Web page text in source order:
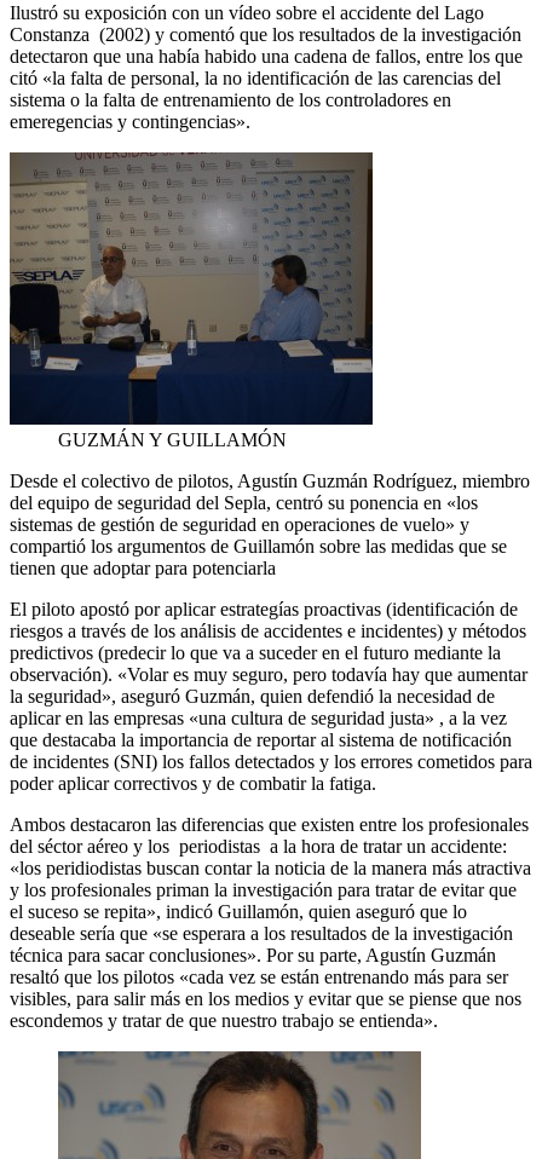
Ilustró su exposición con un vídeo sobre el accidente del Lago
Constanza (2002) y comentó que los resultados de la investigación
detectaron que una había habido una cadena de fallos, entre los que
citó «la falta de personal, la no identificación de las carencias del
sistema o la falta de entrenamiento de los controladores en
emeregencias y contingencias».
GUZMÁN Y GUILLAMÓN
Desde el colectivo de pilotos, Agustín Guzmán Rodríguez, miembro
del equipo de seguridad del Sepla, centró su ponencia en «los
sistemas de gestión de seguridad en operaciones de vuelo» y
compartió los argumentos de Guillamón sobre las medidas que se
tienen que adoptar para potenciarla
El piloto apostó por aplicar estrategías proactivas (identificación de
riesgos a través de los análisis de accidentes e incidentes) y métodos
predictivos (predecir lo que va a suceder en el futuro mediante la
observación). «Volar es muy seguro, pero todavía hay que aumentar
la seguridad», aseguró Guzmán, quien defendió la necesidad de
aplicar en las empresas «una cultura de seguridad justa» , a la vez
que destacaba la importancia de reportar al sistema de notificación
de incidentes (SNI) los fallos detectados y los errores cometidos para
poder aplicar correctivos y de combatir la fatiga.
Ambos destacaron las diferencias que existen entre los profesionales
del séctor aéreo y los periodistas a la hora de tratar un accidente:
«los peridiodistas buscan contar la noticia de la manera más atractiva
y los profesionales priman la investigación para tratar de evitar que
el suceso se repita», indicó Guillamón, quien aseguró que lo
deseable sería que «se esperara a los resultados de la investigación
técnica para sacar conclusiones». Por su parte, Agustín Guzmán
resaltó que los pilotos «cada vez se están entrenando más para ser
visibles, para salir más en los medios y evitar que se piense que nos
escondemos y tratar de que nuestro trabajo se entienda».